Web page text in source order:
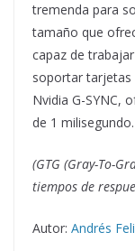
tremenda para
tamaño que
capaz de
soportar tarjetas
Nvidia G-SYNC,
de 1 milisegundo.
(GTG (Gray-To-
tiempos de
Autor: Andrés